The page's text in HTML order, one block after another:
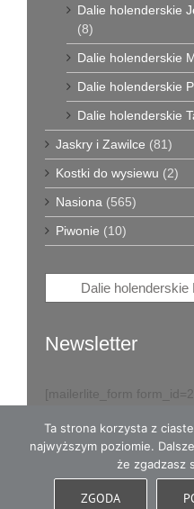
Dalie holenderskie
(8)
Dalie holenderskie
Dalie holenderskie
Dalie holenderskie
Jaskry i Zawilce (81)
Kostki do wysiewu (2)
Nasiona (565)
Piwonie (10)
Newsletter
[mailerlite_form
Rights Reserved
Ta strona korzysta z
najwyższym poziomie.
że zgadzasz
ZGODA